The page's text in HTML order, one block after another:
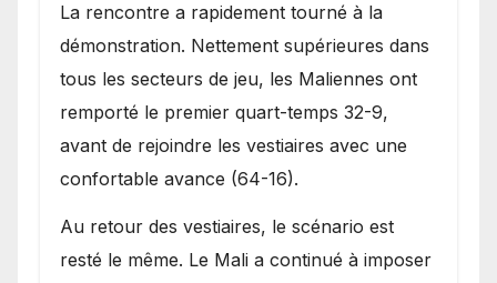
La rencontre a rapidement tourné à la
démonstration. Nettement supérieures dans
tous les secteurs de jeu, les Maliennes ont
remporté le premier quart-temps 32-9,
avant de rejoindre les vestiaires avec une
confortable avance (64-16).
Au retour des vestiaires, le scénario est
resté le même. Le Mali a continué à imposer